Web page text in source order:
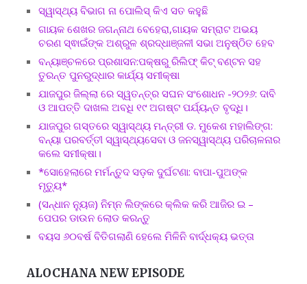
ସ୍ୱାସ୍ଥ୍ୟ ବିଭାଗ ନା ପୋଲିସ୍ କିଏ ସତ କହୁଛି
ଗାୟକ ଶେଖର ଜଗନ୍ନାଥ ବେହେରା,ଗାୟକ ସମ୍ରାଟ ଅଭୟ
ଚରଣ ସ୍ଵାଇଁଙ୍କ ଅଶ୍ରୁଳ ଶ୍ରଦ୍ଧାଞ୍ଜଳୀ ସଭା ଅନୁଷ୍ଠିତ ହେବ
ବନ୍ୟାଞ୍ଚଳରେ ପ୍ରଶାସନ:ପକ୍ଷରୁ ରିଲିଫ୍ କିଟ୍ ବଣ୍ଟନ ସହ
ତୁରନ୍ତ ପୁନରୁଦ୍ଧାର କାର୍ଯ୍ୟ ସମୀକ୍ଷା
ଯାଜପୁର ଜିଲ୍ଲା ରେ ସ୍ୱତନ୍ତ୍ର ସଘନ ସଂଶୋଧନ -୨୦୨୬: ଦାବି
ଓ ଆପତ୍ତି ଦାଖଲ ଅବଧି ୧୯ ଅଗଷ୍ଟ ପର୍ଯ୍ୟନ୍ତ ବୃଦ୍ଧି।
ଯାଜପୁର ଗସ୍ତରେ ସ୍ୱାସ୍ଥ୍ୟ ମନ୍ତ୍ରୀ ଡ. ମୁକେଶ ମହାଲିଙ୍ଗ:
ବନ୍ୟା ପରବର୍ତ୍ତୀ ସ୍ୱାସ୍ଥ୍ୟସେବା ଓ ଜନସ୍ୱାସ୍ଥ୍ୟ ପରିଚାଳନାର
କଲେ ସମୀକ୍ଷା।
*ସୋହେଲାରେ ମର୍ମନ୍ତୁଦ ସଡ଼କ ଦୁର୍ଘଟଣା: ବାପା-ପୁଅଙ୍କ
ମୃତ୍ୟୁ*
(ସନ୍ଧାନ ନ୍ୟୁଜ) ନିମ୍ନ ଲିଙ୍କରେ କ୍ଲିକ କରି ଆଜିର ଇ –
ପେପର ଡାଉନ ଲୋଡ କରନ୍ତୁ
ବୟସ ୬୦ବର୍ଷ ବିତିଗଲାଣି ହେଲେ ମିଳିନି ବାର୍ଦ୍ଧକ୍ୟ ଭତ୍ତା
ALOCHANA NEW EPISODE